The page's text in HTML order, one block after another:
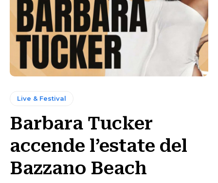
Live & Festival
Barbara Tucker
accende l’estate del
Bazzano Beach